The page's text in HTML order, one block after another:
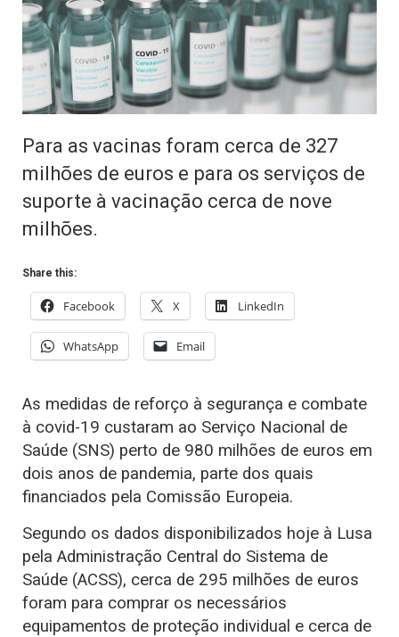
Para as vacinas foram cerca de 327
milhões de euros e para os serviços de
suporte à vacinação cerca de nove
milhões.
Share this:
Facebook X LinkedIn
WhatsApp Email
As medidas de reforço à segurança e combate
à covid-19 custaram ao Serviço Nacional de
Saúde (SNS) perto de 980 milhões de euros em
dois anos de pandemia, parte dos quais
financiados pela Comissão Europeia.
Segundo os dados disponibilizados hoje à Lusa
pela Administração Central do Sistema de
Saúde (ACSS), cerca de 295 milhões de euros
foram para comprar os necessários
equipamentos de proteção individual e cerca de